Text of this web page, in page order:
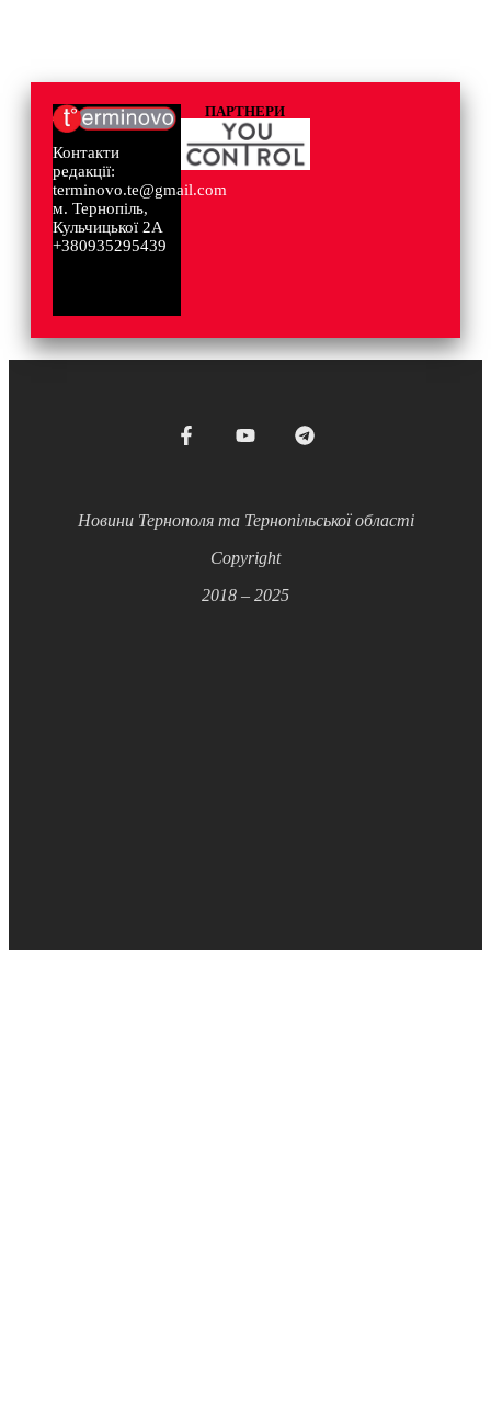
Контакти
редакції:
terminovo.te@gmail.com
м. Тернопіль,
Кульчицької 2А
+380935295439
ПАРТНЕРИ
Новини Тернополя та Тернопільської області
Copyright
2018 – 2025